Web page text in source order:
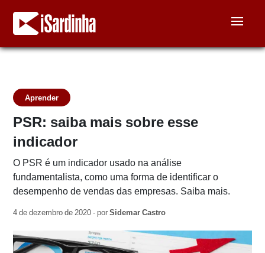
Aprender
PSR: saiba mais sobre esse
indicador
O PSR é um indicador usado na análise
fundamentalista, como uma forma de identificar o
desempenho de vendas das empresas. Saiba mais.
4 de dezembro de 2020 - porSidemar Castro